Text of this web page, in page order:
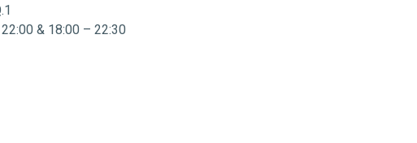
& 18:00 – 22:30